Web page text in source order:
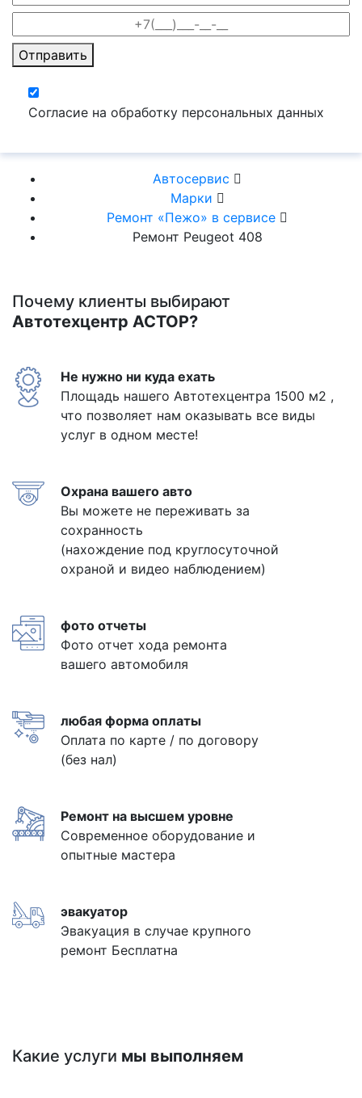
Отправить
Согласие на обработку персональных данных
Автосервис
Марки
Ремонт «Пежо» в сервисе
Ремонт Peugeot 408
Почему клиенты выбирают
Автотехцентр АСТОР?
Не нужно ни куда ехать
Площадь нашего Автотехцентра 1500 м2 ,
что позволяет нам оказывать все виды
услуг в одном месте!
Охрана вашего авто
Вы можете не переживать за
сохранность
(нахождение под круглосуточной
охраной и видео наблюдением)
фото отчеты
Фото отчет хода ремонта
вашего автомобиля
любая форма оплаты
Оплата по карте / по договору
(без нал)
Ремонт на высшем уровне
Современное оборудование и
опытные мастера
эвакуатор
Эвакуация в случае крупного
ремонт Бесплатна
Какие услуги мы выполняем